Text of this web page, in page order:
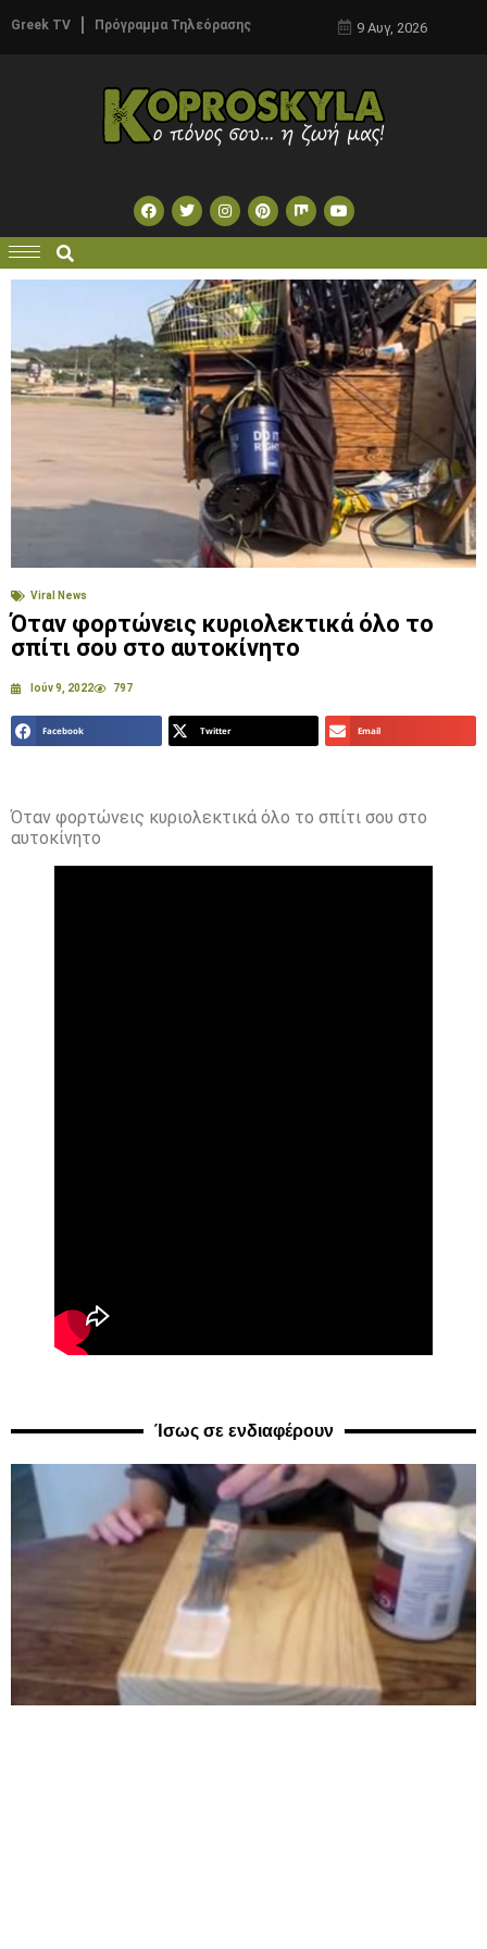
Greek TV Πρόγραμμα Τηλεόρασης 9 Αυγ, 2026
Viral News
Όταν φορτώνεις κυριολεκτικά όλο το
σπίτι σου στο αυτοκίνητο
Ιούν 9, 2022 797
Facebook Twitter Email
Όταν φορτώνεις κυριολεκτικά όλο το σπίτι σου στο
αυτοκίνητο
Ίσως σε ενδιαφέρουν